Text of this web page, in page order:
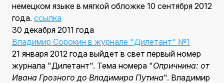
немецком языке в мягкой обложке 10 сентября 2012
года. ссылка
30 декабря 2011 года
Владимир Сорокин в журнале "Дилетант" №1
21 января 2012 года выйдет в свет первый номер
журнала "Дилетант". Тема номера "Опричнина: от
Ивана Грозного до Владимира Путина". Владимир